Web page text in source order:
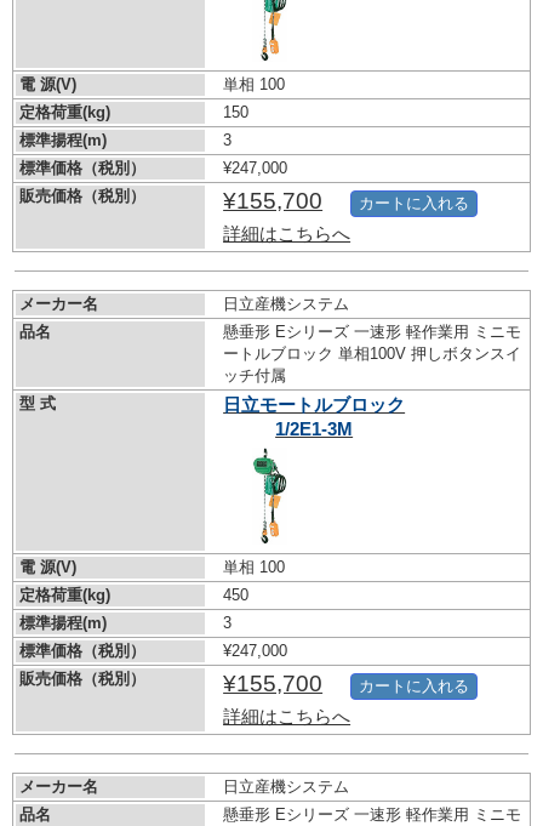
電 源(V)
単相 100
定格荷重(kg)
150
標準揚程(m)
3
標準価格（税別）
¥247,000
販売価格（税別）
¥155,700
詳細はこちらへ
カートに入れる
メーカー名
日立産機システム
品名
懸垂形 Eシリーズ 一速形 軽作業用 ミニモ
ートルブロック 単相100V 押しボタンスイ
ッチ付属
型 式
日立モートルブロック
1/2E1-3M
電 源(V)
単相 100
定格荷重(kg)
450
標準揚程(m)
3
標準価格（税別）
¥247,000
販売価格（税別）
¥155,700
詳細はこちらへ
カートに入れる
メーカー名
日立産機システム
品名
懸垂形 Eシリーズ 一速形 軽作業用 ミニモ